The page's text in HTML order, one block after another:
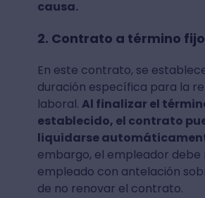
causa.
2. Contrato a término fijo
En este contrato, se
duración específica para la
laboral. Al finalizar el
establecido, el contrato
liquidarse
embargo, el empleador debe
empleado con antelación
de no renovar el contrato.